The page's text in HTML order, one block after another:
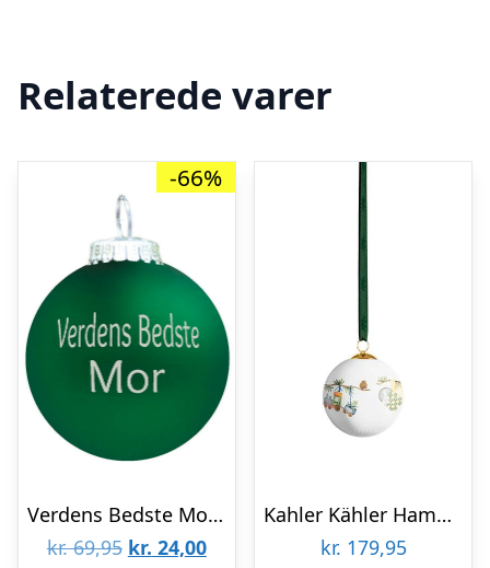
Relaterede varer
-66%
Verdens Bedste Mor julekugle – grøn mat
kr.69,95 Den
kr. 24,00Den
Kahler Kähler Hammershøi Christmas kugle 2024 ø 6 cm – Hvid m. deko : Erling Christensen Møbler : Erling Christensen Møbler
kr. 179,95